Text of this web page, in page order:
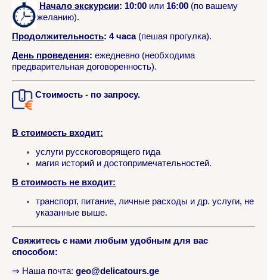
Начало экскурсии: 10:00или 16:00(по вашему
желанию).
Продолжительность: 4 часа(пешая прогулка).
День проведения: ежедневно (необходима
предварительная договоренность).
Стоимость - по запросу.
В стоимость входит:
услуги русскоговорящего гида
магия историй и достопримечательностей.
В стоимость не входит:
транспорт, питание, личные расходы и др. услуги, не
указанные выше.
Свяжитесь с нами любым удобным для вас
способом:
⇒ Наша почта: geo@delicatours.ge